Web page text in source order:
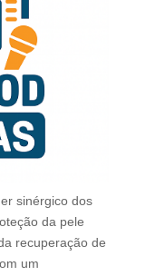
sinérgico dos
da pele
recuperação de
um